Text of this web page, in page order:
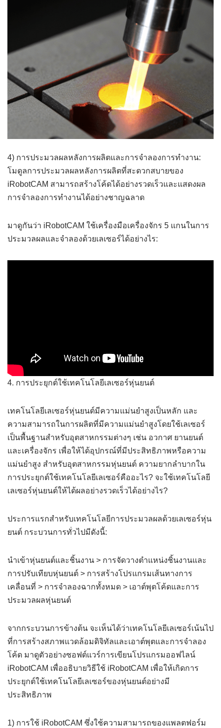
4) การประมวลผลหลังการผลิตและการจำลองการทำงาน:
โมดูลการประมวลผลหลังการผลิตที่สะดวกสบายของ
iRobotCAM สามารถสร้างโค้ดได้อย่างรวดเร็วและแสดงผล
การจำลองการทำงานได้อย่างชาญฉลาด
มาดูกันว่า iRobotCAM ใช้เครื่องมือเครื่องจักร 5 แกนในการ
ประมวลผลและจำลองด้วยเลเซอร์ได้อย่างไร:
4. การประยุกต์ใช้เทคโนโลยีเลเซอร์หุ่นยนต์
เทคโนโลยีเลเซอร์หุ่นยนต์มีความแม่นยำสูงเป็นหลัก และ
ความสามารถในการผลิตที่มีความแม่นยำสูงโดยใช้เลเซอร์
เป็นพื้นฐานสำหรับอุตสาหกรรมต่างๆ เช่น อวกาศ ยานยนต์
และเครื่องจักร เพื่อให้ได้อุปกรณ์ที่มีประสิทธิภาพหรือความ
แม่นยำสูง สำหรับอุตสาหกรรมหุ่นยนต์ ความยากลำบากใน
การประยุกต์ใช้เทคโนโลยีเลเซอร์คืออะไร? จะใช้เทคโนโลยี
เลเซอร์หุ่นยนต์ให้ได้ผลอย่างรวดเร็วได้อย่างไร?
ประการแรกสำหรับเทคโนโลยีการประมวลผลด้วยเลเซอร์หุ่น
ยนต์ กระบวนการทั่วไปมีดังนี้:
นำเข้าหุ่นยนต์และชิ้นงาน > การจัดวางตำแหน่งชิ้นงานและ
การปรับเทียบหุ่นยนต์ > การสร้างโปรแกรมเส้นทางการ
เคลื่อนที่ > การจำลองฉากทั้งหมด > เอาต์พุตโค้ดและการ
ประมวลผลหุ่นยนต์
จากกระบวนการข้างต้น จะเห็นได้ว่าเทคโนโลยีเลเซอร์เน้นไป
ที่การสร้างสภาพแวดล้อมดิจิทัลและเอาต์พุตและการจำลอง
โค้ด มาดูตัวอย่างซอฟต์แวร์การเขียนโปรแกรมออฟไลน์
iRobotCAM เพื่ออธิบายวิธีใช้ iRobotCAM เพื่อให้เกิดการ
ประยุกต์ใช้เทคโนโลยีเลเซอร์ของหุ่นยนต์อย่างมี
ประสิทธิภาพ
1) การใช้ iRobotCAM ซึ่งใช้ความสามารถของแพลตฟอร์ม